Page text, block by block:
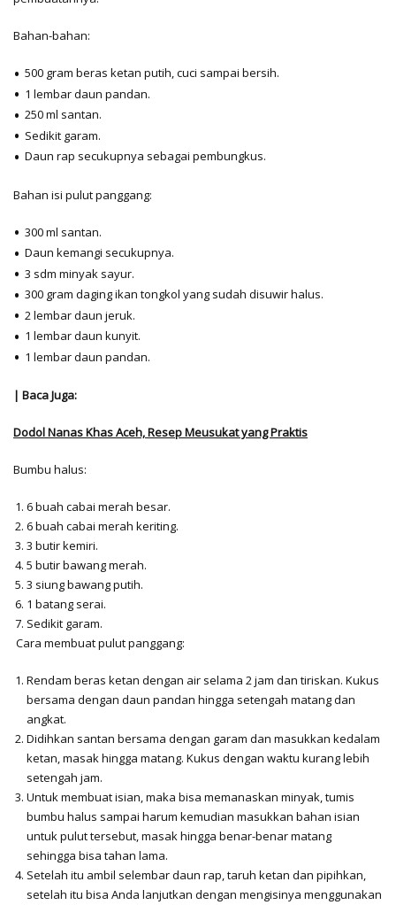
Bahan-bahan:
500 gram beras ketan putih, cuci sampai bersih.
1 lembar daun pandan.
250 ml santan.
Sedikit garam.
Daun rap secukupnya sebagai pembungkus.
Bahan isi pulut panggang:
300 ml santan.
Daun kemangi secukupnya.
3 sdm minyak sayur.
300 gram daging ikan tongkol yang sudah disuwir halus.
2 lembar daun jeruk.
1 lembar daun kunyit.
1 lembar daun pandan.
| Baca Juga:
Dodol Nanas Khas Aceh, Resep Meusukat yang Praktis
Bumbu halus:
6 buah cabai merah besar.
6 buah cabai merah keriting.
3 butir kemiri.
5 butir bawang merah.
3 siung bawang putih.
1 batang serai.
Sedikit garam.
Cara membuat pulut panggang:
Rendam beras ketan dengan air selama 2 jam dan tiriskan. Kukus
bersama dengan daun pandan hingga setengah matang dan
angkat.
Didihkan santan bersama dengan garam dan masukkan kedalam
ketan, masak hingga matang. Kukus dengan waktu kurang lebih
setengah jam.
Untuk membuat isian, maka bisa memanaskan minyak, tumis
bumbu halus sampai harum kemudian masukkan bahan isian
untuk pulut tersebut, masak hingga benar-benar matang
sehingga bisa tahan lama.
Setelah itu ambil selembar daun rap, taruh ketan dan pipihkan,
setelah itu bisa Anda lanjutkan dengan mengisinya menggunakan